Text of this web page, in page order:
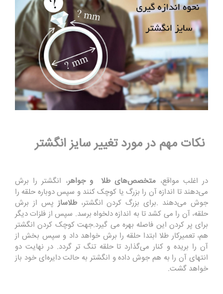
نکات مهم در مورد تغییر سایز انگشتر
در اغلب مواقع، متخصص‌های طلا و جواهر، انگشتر را برش
می‌دهند تا اندازه آن را بزرگ یا کوچک کنند و سپس دوباره حلقه را
جوش می‌دهند .برای بزرگ کردن انگشتر،طلاساز پس از برش
حلقه، آن را می ‌کشد تا به اندازه دلخواه برسد. سپس از فلزات دیگر
برای پر کردن این فاصله بهره می ‌گیرد.جهت کوچک کردن انگشتر
هم، تعمیرکار طلا ابتدا حلقه را برش خواهد داد و سپس بخش از
آن را بریده و کنار می‌گذارد تا حلقه تنگ ‌تر گردد. در نهایت دو
انتهای آن را به هم جوش داده و انگشتر به حالت دایره‌ای خود باز
خواهد گشت.